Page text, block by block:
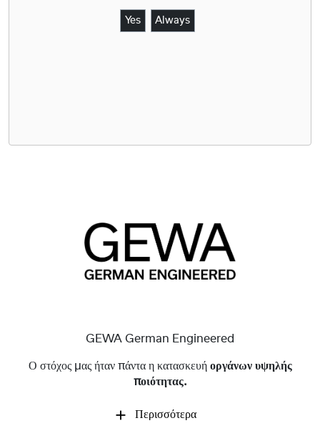
Yes Always
GEWA German Engineered
Ο στόχος μας ήταν πάντα η κατασκευή οργάνων υψηλής
ποιότητας.
Περισσότερα